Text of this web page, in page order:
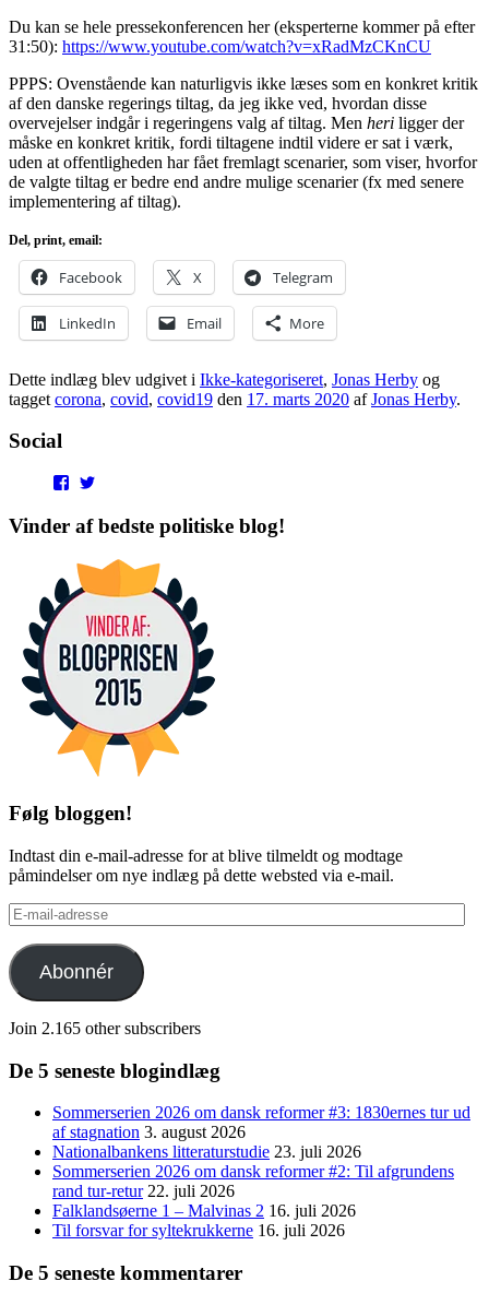
Du kan se hele pressekonferencen her (eksperterne kommer på efter
31:50): https://www.youtube.com/watch?v=xRadMzCKnCU
PPPS: Ovenstående kan naturligvis ikke læses som en konkret kritik
af den danske regerings tiltag, da jeg ikke ved, hvordan disse
overvejelser indgår i regeringens valg af tiltag. Men heri ligger der
måske en konkret kritik, fordi tiltagene indtil videre er sat i værk,
uden at offentligheden har fået fremlagt scenarier, som viser, hvorfor
de valgte tiltag er bedre end andre mulige scenarier (fx med senere
implementering af tiltag).
Del, print, email:
Facebook X Telegram
LinkedIn Email More
Dette indlæg blev udgivet i Ikke-kategoriseret, Jonas Herby og
tagget corona, covid, covid19 den 17. marts 2020 afJonas Herby.
Social
View
profile
on
profile
on
Vinder af bedste politiske blog!
Følg bloggen!
Indtast din e-mail-adresse for at blive tilmeldt og modtage
påmindelser om nye indlæg på dette websted via e-mail.
E-
mail-
adresse
Abonnér
Join 2.165 other subscribers
De 5 seneste blogindlæg
Sommerserien 2026 om dansk reformer #3: 1830ernes tur ud
af stagnation 3. august 2026
Nationalbankens litteraturstudie 23. juli 2026
Sommerserien 2026 om dansk reformer #2: Til afgrundens
rand tur-retur 22. juli 2026
Falklandsøerne 1 – Malvinas 2 16. juli 2026
Til forsvar for syltekrukkerne 16. juli 2026
De 5 seneste kommentarer